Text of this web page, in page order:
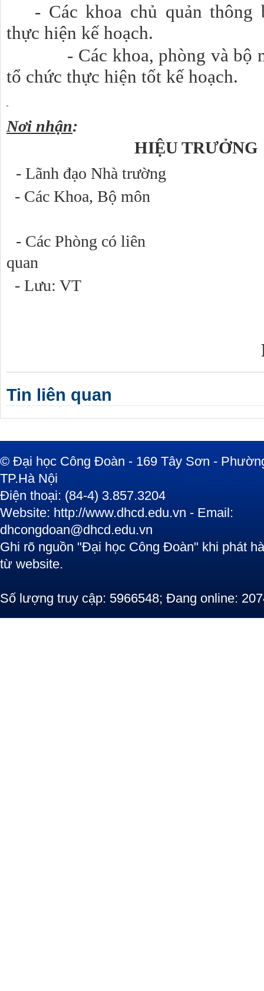
- Các khoa chủ quản thông
thực hiện kế hoạch.
- Các khoa, phòng và bộ
tổ chức thực hiện tốt kế hoạch.
Nơi nhận:
HIỆU TRƯỞNG
- Lãnh đạo Nhà trường
- Các Khoa, Bộ môn
- Các Phòng có liên
- Lưu: VT
Tin liên quan
© Đại học Công Đoàn - 169 Tây Sơn -
TP.Hà Nội
Điện thoại: (84-4) 3.857.3204
Website: http://www.dhcd.edu.vn - Email:
dhcongdoan@dhcd.edu.vn
Ghi rõ nguồn "Đại học Công Đoàn" khi phát
từ website.
Số lượng truy cập: 5966548; Đang online: